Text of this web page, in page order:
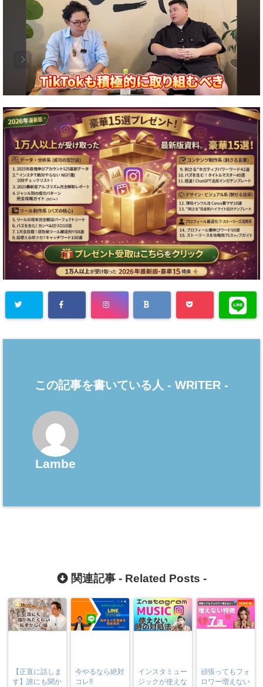
この記事を書いている人 - WRITER -
Lambe
関連記事 - Related Posts -
【正直に話しま
す】誰にも聞か
今やるなら絶対
コレ!!
インスタミュー
ジックが使えな
頑張ってもフォ
ロワー増えない